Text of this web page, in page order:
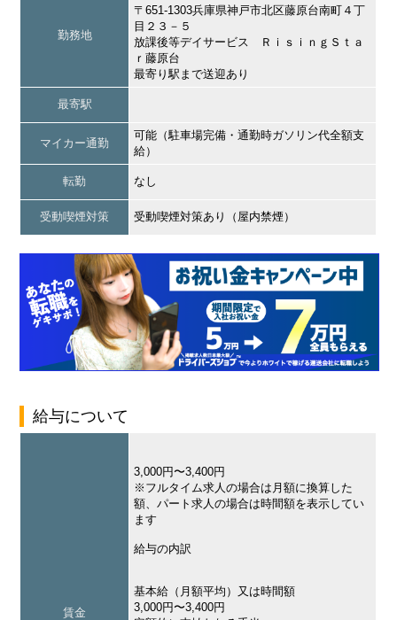
勤務地
〒651-1303兵庫県神戸市北区藤原台南町４丁
目２３－５
放課後等デイサービス ＲｉｓｉｎｇＳｔａ
ｒ藤原台
最寄り駅まで送迎あり
最寄駅
マイカー通勤
可能（駐車場完備・通勤時ガソリン代全額支
給）
転勤 なし
受動喫煙対策 受動喫煙対策あり（屋内禁煙）
給与について
賃金
3,000円〜3,400円
※フルタイム求人の場合は月額に換算した
額、パート求人の場合は時間額を表示してい
ます
給与の内訳
基本給（月額平均）又は時間額
3,000円〜3,400円